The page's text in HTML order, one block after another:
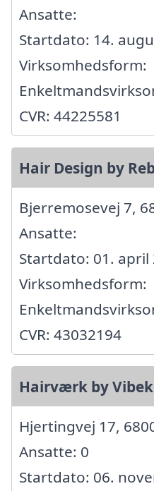
Ansatte:
Startdato: 14.
Virksomhedsform:
CVR: 44225581
Hair Design by
Bjerremosevej 7,
Ansatte:
Startdato: 01. april
Virksomhedsform:
CVR: 43032194
Hairværk by
Hjertingvej 17,
Ansatte: 0
Startdato: 06.